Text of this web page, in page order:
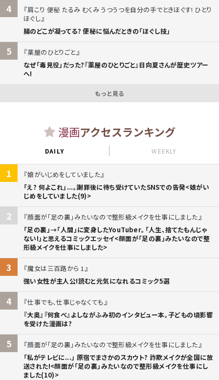
4
肩こり 便秘 たるみ むくみ うつうつを自分の手でときほぐす! ひとり
ほぐし
腸のどこが凝ってる? 便秘に悩んだときの「ほぐし技」
5
薬屋のひとりごと
なぜ「毒見役」だった?『薬屋のひとりごと』日向夏さんが歴史ツアー
へ!
もっと見る
漫画アクセスランキング
DAILY WEEKLY
1
娘がいじめをしていました
「え? 何よこれ」...。謝罪後に待ち受けていたSNSでの告発<娘がい
じめをしていました(9)>
2
顔面が「足の裏」みたいなので整形級メイクを仕事にしました
「足の裏」→「人間」に変身したYouTuber。「人生、捨てたもんじゃ
ない!」と思えるコミックエッセイ<顔面が「足の裏」みたいなので整
形級メイクを仕事にしました>
3
魔女は三百路から 1
強い女性が主人公!読むと元気になれるコミック5選
4
仕事でも、仕事じゃなくても
『大奥』『何食べ』よしながふみ初のインタビュー本。子どもの頃影響
を受けた漫画は?
5
顔面が「足の裏」みたいなので整形級メイクを仕事にしました
「私がテレビに...」 原宿でまさかのスカウト? 詐欺メイクが全国に放
送された!<顔面が「足の裏」みたいなので整形級メイクを仕事にし
ました(10)>